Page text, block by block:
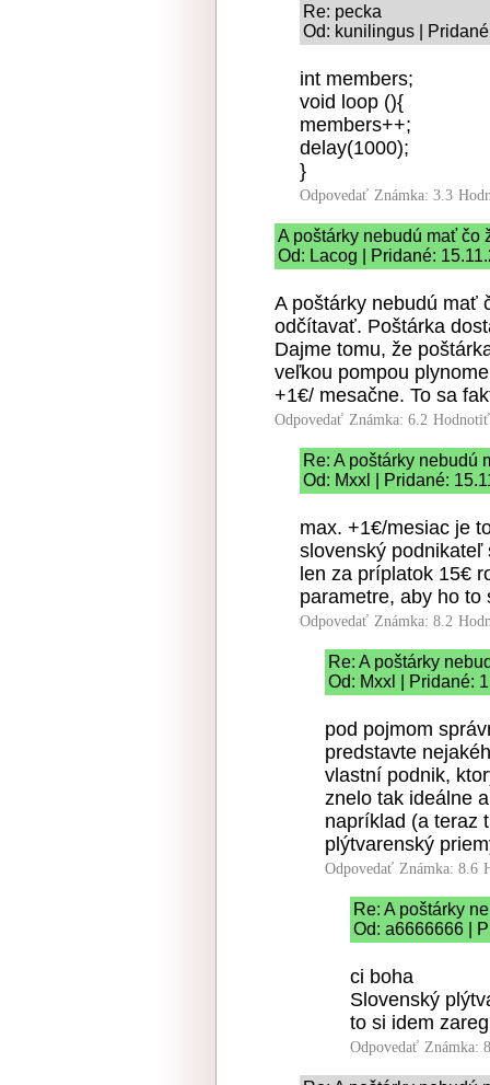
Re: pecka
Od: kunilingus |
int members;
void loop (){
members++;
delay(1000);
}
Odpovedať Známka: 3.3
A poštárky nebudú mať čo
Od: Lacog | Pridané:
A poštárky nebudú mať
odčítavať. Poštárka
Dajme tomu, že
veľkou pompou
+1€/ mesačne. To sa
Odpovedať Známka: 6.2
Re: A poštárky nebudú
Od: Mxxl | Pridané:
max. +1€/mesiac je
slovenský
len za príplatok 15€
parametre, aby ho to
Odpovedať Známka: 8.2
Re: A poštárky
Od: Mxxl | Pridané:
pod pojmom
predstavte
vlastní podnik,
znelo tak ideálne
napríklad (a teraz
plýtvarenský
Odpovedať Známka: 8.6
Re: A poštárky
Od: a6666666 |
ci boha
Slovenský
to si idem
Odpovedať Známka: